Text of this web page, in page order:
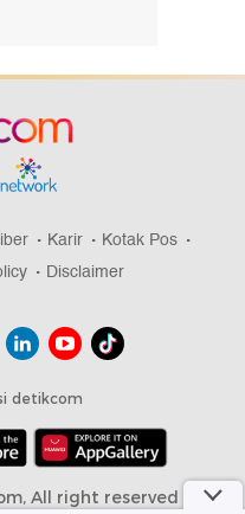
Karir
Kotak Pos
Disclaimer
detikcom
All right reserved